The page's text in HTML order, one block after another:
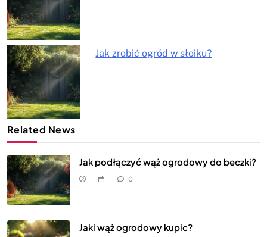
Jak zrobić ogród w słoiku?
Related News
Jak podłączyć wąż ogrodowy do beczki?
0
Jaki wąż ogrodowy kupic?